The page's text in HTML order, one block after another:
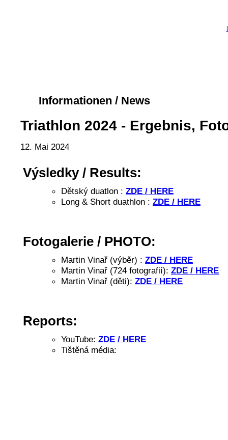
Informationen / News
Triathlon 2024 - Ergebnis,
12. Mai 2024
Výsledky / Results:
Dětský duatlon : ZDE / HERE
Long & Short duathlon : ZDE / HERE
Fotogalerie / PHOTO:
Martin Vinař (výběr) : ZDE / HERE
Martin Vinař (724 fotografií): ZDE / HERE
Martin Vinař (děti): ZDE / HERE
Reports:
YouTube: ZDE / HERE
Tištěná média: